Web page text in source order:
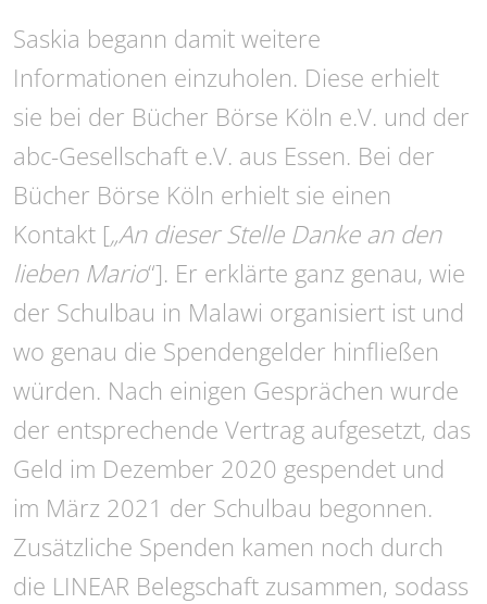
Saskia begann damit weitere
Informationen einzuholen. Diese erhielt
sie bei der Bücher Börse Köln e.V. und der
abc-Gesellschaft e.V. aus Essen. Bei der
Bücher Börse Köln erhielt sie einen
Kontakt [„An dieser Stelle Danke an den
lieben Mario“]. Er erklärte ganz genau, wie
der Schulbau in Malawi organisiert ist und
wo genau die Spendengelder hinfließen
würden. Nach einigen Gesprächen wurde
der entsprechende Vertrag aufgesetzt, das
Geld im Dezember 2020 gespendet und
im März 2021 der Schulbau begonnen.
Zusätzliche Spenden kamen noch durch
die LINEAR Belegschaft zusammen, sodass